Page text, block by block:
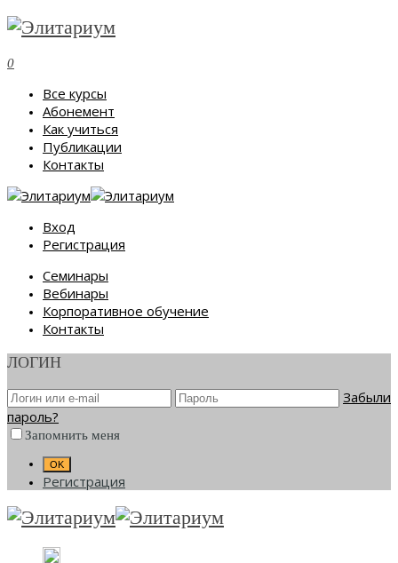
0
Все курсы
Абонемент
Как учиться
Публикации
Контакты
Вход
Регистрация
Семинары
Вебинары
Корпоративное обучение
Контакты
ЛОГИН
Забыли
пароль?
Запомнить меня
Регистрация